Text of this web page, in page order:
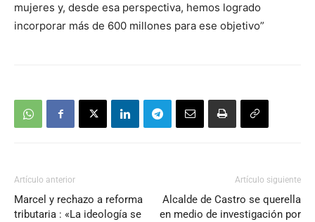
mujeres y, desde esa perspectiva, hemos logrado
incorporar más de 600 millones para ese objetivo”
Artículo anterior
Marcel y rechazo a reforma
tributaria : «La ideología se
Artículo siguiente
Alcalde de Castro se querella
en medio de investigación por